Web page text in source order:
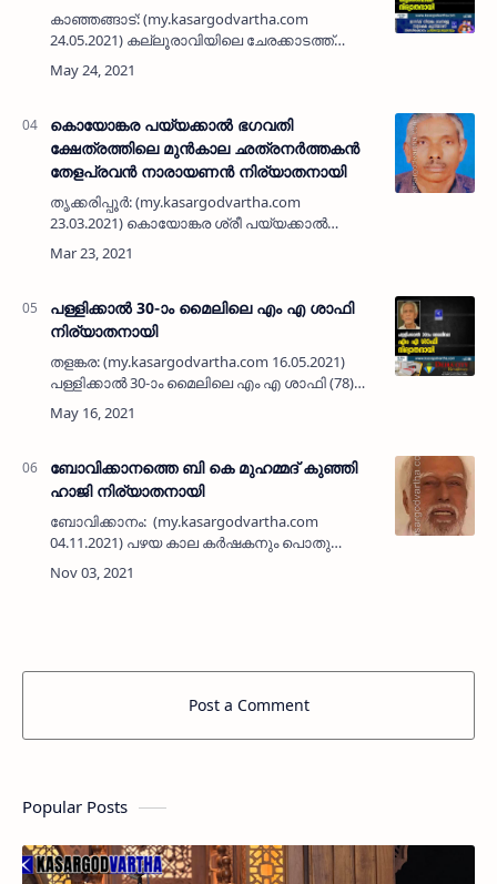
കാഞ്ഞങ്ങാട്: (my.kasargodvartha.com
24.05.2021) കല്ലൂരാവിയിലെ ചേരക്കാടത്ത്
കുഞ്ഞഹ് മദ് (71) നിര്യാതനായി. അസുഖത്തെ
തുടർന്ന് ചികിത്സയിലായിരുന്നു. ദീർഘകാലം
കൊയോങ്കര പയ്യക്കാൽ ഭഗവതി
ക്ഷേത്രത്തിലെ മുൻകാല ഛത്രനർത്തകൻ
തേളപ്രവൻ നാരായണൻ നിര്യാതനായി
തൃക്കരിപ്പൂർ: (my.kasargodvartha.com
23.03.2021) കൊയോങ്കര ശ്രീ പയ്യക്കാൽ
ഭഗവതി ക്ഷേത്രത്തിലെ മുൻകാല
ഛത്രനർത്തകനും തൃക്കരിപ്പൂർ പൂച്ചോലിൽ
ത…
പള്ളിക്കാൽ 30-ാം മൈലിലെ എം എ ശാഫി
നിര്യാതനായി
തളങ്കര: (my.kasargodvartha.com 16.05.2021)
പള്ളിക്കാൽ 30-ാം മൈലിലെ എം എ ശാഫി (78)
നിര്യാതനായി. അസുഖത്തെ തുടർന്ന്
ചികിത്സയിലായിരുന്നു. ഞായറാഴ്ച പുലർചെ
ബോവിക്കാനത്തെ ബി കെ മുഹമ്മദ് കുഞ്ഞി
ഹാജി നിര്യാതനായി
ബോവിക്കാനം: (my.kasargodvartha.com
04.11.2021) പഴയ കാല കർഷകനും പൊതു
പ്രവർത്തകനുമായിരുന്ന ബോവിക്കാനത്തെ ബി
കെ മുഹമ്മദ് കുഞ്ഞി ഹാജി (87)
Post a Comment
Popular Posts